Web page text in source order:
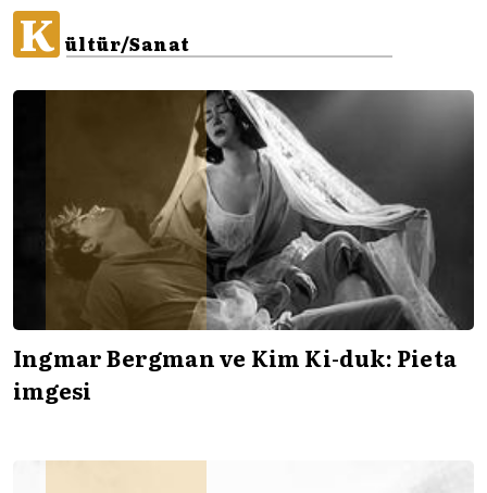
K ültür/Sanat
Ingmar Bergman ve Kim Ki-duk: Pieta
imgesi